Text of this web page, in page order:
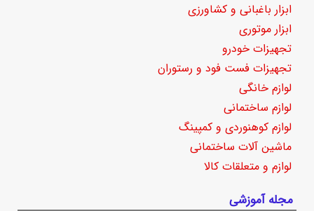
ابزار باغبانی و کشاورزی
ابزار موتوری
تجهیزات خودرو
تجهیزات فست فود و رستوران
لوازم خانگی
لوازم ساختمانی
لوازم کوهنوردی و کمپینگ
ماشین آلات ساختمانی
لوازم و متعلقات کالا
مجله آموزشی